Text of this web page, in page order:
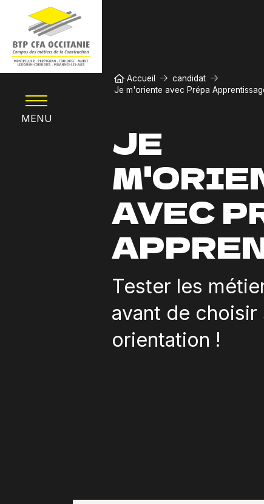
Aller au contenu principal
MENU
Fil d'Ariane
Accueil
candidat
Je m'oriente avec Prépa
JE
AVEC
Tester les
avant de choisir
orientation !